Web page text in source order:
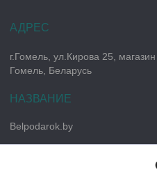
г.Гомель, ул.Кирова 25,
Гомель, Беларусь
Belpodarok.by